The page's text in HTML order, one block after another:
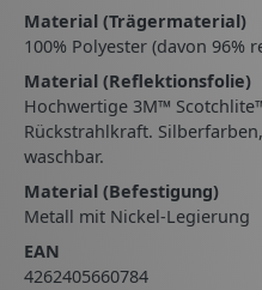
Material (Trägermaterial)
100% Polyester (davon 96%
Material (Reflektionsfolie)
Hochwertige 3M™
Rückstrahlkraft.
waschbar.
Material (Befestigung)
Metall mit Nickel-Legierung
EAN
4262405660784